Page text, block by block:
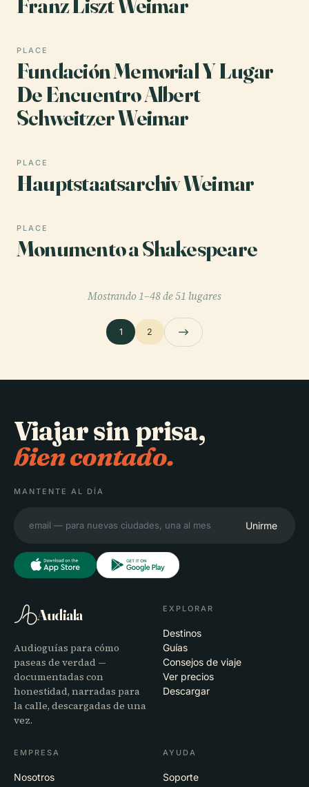
PLACE
Fundación Memorial Y Lugar
De Encuentro Albert
Schweitzer Weimar
PLACE
Hauptstaatsarchiv Weimar
PLACE
Monumento a Shakespeare
Mostrando 1–48 de 51 lugares
1 2
Viajar sin prisa,
bien contado.
MANTENTE AL DÍA
Unirme
Audiala
Audioguías para cómo
paseas de verdad —
documentadas con
honestidad, narradas para
la calle, descargadas de una
vez.
EXPLORAR
Destinos
Guías
Consejos de viaje
Ver precios
Descargar
EMPRESA
Nosotros
AYUDA
Soporte